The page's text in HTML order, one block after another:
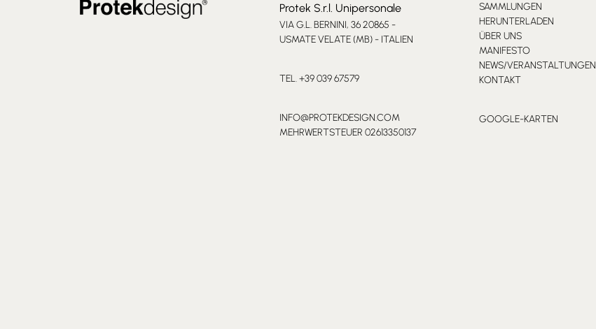
Protek S.r.l. Unipersonale
VIA G.L. BERNINI, 36 20865 -
USMATE VELATE (MB) - ITALIEN
TEL. +39 039 67579
INFO@PROTEKDESIGN.COM
MEHRWERTSTEUER 02613350137
SAMMLUNGEN
HERUNTERLADEN
ÜBER UNS
MANIFESTO
NEWS/VERANSTALTUNGEN
KONTAKT
GOOGLE-KARTEN